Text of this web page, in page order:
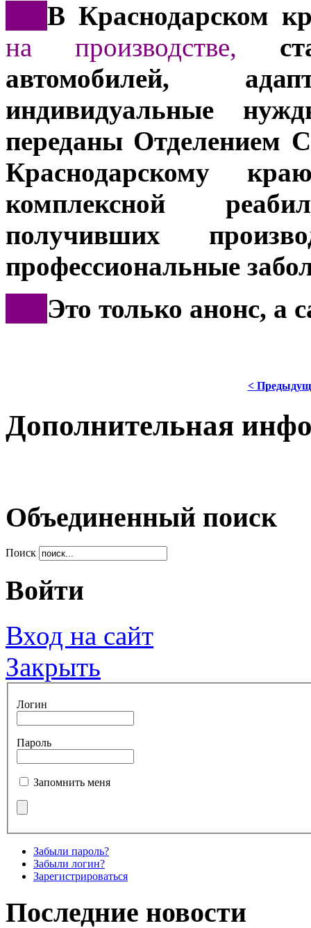
В Краснодарском
на производстве,
автомобилей,
индивидуальные
переданы Отделением
Краснодарскому
комплексной
получивших
профессиональные
Это только анонс, а
<
Дополнительная
Объединенный поиск
Поиск
Войти
Вход на сайт
Закрыть
Логин
Пароль
Запомнить меня
Забыли пароль?
Забыли логин?
Зарегистрироваться
Последние новости